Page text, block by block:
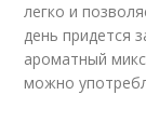
легко и
день придется
ароматный
можно